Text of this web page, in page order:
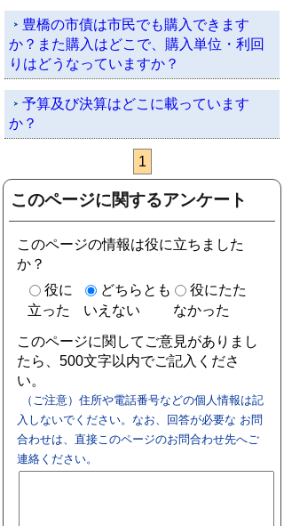
豊橋の市債は市民でも購入できます
か？また購入はどこで、購入単位・利回
りはどうなっていますか？
予算及び決算はどこに載っています
か？
1
このページに関するアンケート
このページの情報は役に立ちました
か？
役に
立った
どちらとも
いえない
役にたた
なかった
このページに関してご意見がありまし
たら、500文字以内でご記入くださ
い。
（ご注意）住所や電話番号などの個人情報は記
入しないでください。なお、回答が必要な お問
合わせは、直接このページのお問合わせ先へご
連絡ください。